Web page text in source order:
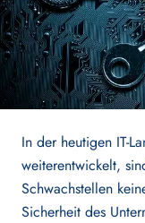
In der heutigen IT-
weiterentwickelt,
Schwachstellen
Sicherheit des
NIS(2)
ISO